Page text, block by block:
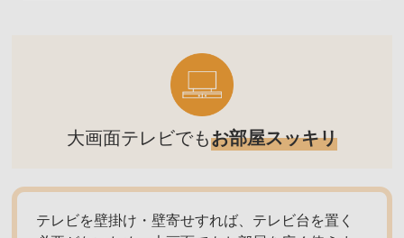
大画面テレビでもお部屋スッキリ
テレビを壁掛け・壁寄せすれば、テレビ台を置く